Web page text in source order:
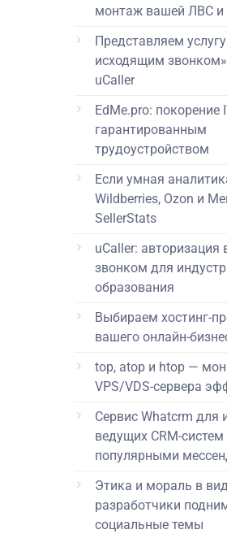
монтаж вашей ЛВС
Представляем
исходящим звонком»
uCaller
EdMe.pro: покорение
гарантированным
трудоустройством
Если умная
Wildberries, Ozon и
SellerStats
uCaller:
звонком для
образования
Выбираем хостинг-
вашего онлайн-
top, atop и htop —
VPS/VDS-сервера
Сервис Whatcrm для
ведущих CRM-систем
популярными
Этика и мораль в
разработчики
социальные темы